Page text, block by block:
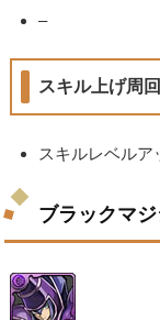
–
スキル上げ周
スキルレベルア
ブラックマ